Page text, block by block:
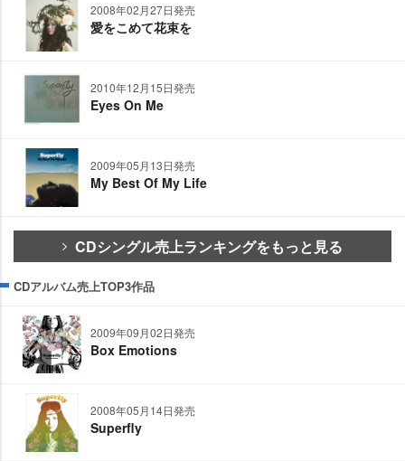
2008年02月27日発売
愛をこめて花束を
2010年12月15日発売
Eyes On Me
2009年05月13日発売
My Best Of My Life
CDシングル売上ランキングをもっと見る
CDアルバム売上TOP3作品
2009年09月02日発売
Box Emotions
2008年05月14日発売
Superfly